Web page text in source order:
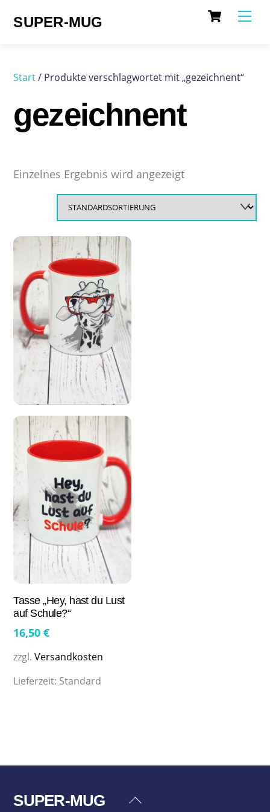
Cart
SUPER-MUG
Start/ Produkte verschlagwortet mit „gezeichnent“
gezeichnent
Einzelnes Ergebnis wird angezeigt
Tasse „Hey, hast du Lust
auf Schule?“
16,50€
zzgl.Versandkosten
Lieferzeit: Standard
Back
SUPER-MUG